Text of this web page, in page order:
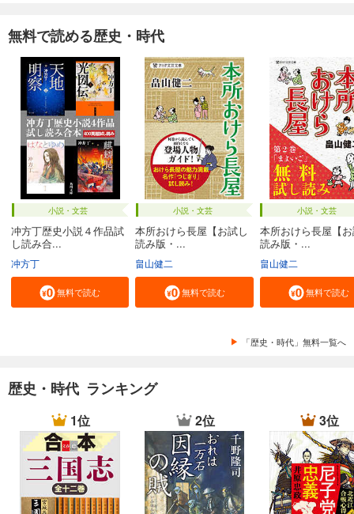
無料で読める歴史・時代
小説・文芸
冲方丁歴史小説４作品試
し読み合...
冲方丁
無料で読む
小説・文芸
本所おけら長屋【お試し
読み版・...
畠山健二
無料で読む
小説・文芸
本所おけら長屋【
読み版・...
畠山健二
無料で読む
「歴史・時代」無料一覧へ
歴史・時代 ランキング
1位 2位 3位